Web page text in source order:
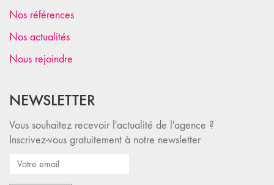
Nos références
Nos actualités
Nous rejoindre
NEWSLETTER
Vous souhaitez recevoir l'actualité de l'agence ?
Inscrivez-vous gratuitement à notre newsletter